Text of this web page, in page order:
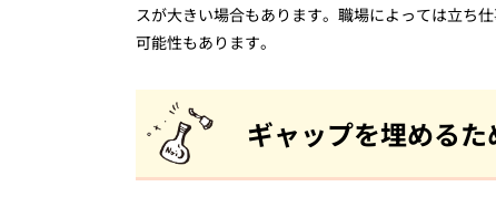
スが大きい場合もあります。職場によっては立ち
可能性もあります。
ギャップを埋めるた